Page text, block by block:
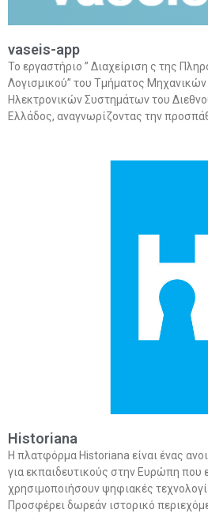
vaseis-app
Το εργαστήριο ” Διαχείριση ς της
Λογισμικού” του Τμήματος
Ηλεκτρονικών Συστημάτων του
Ελλάδος, αναγνωρίζοντας την
Historiana
Η πλατφόρμα Historiana είναι ένας
για εκπαιδευτικούς στην Ευρώπη που
χρησιμοποιήσουν ψηφιακές
Προσφέρει δωρεάν ιστορικό